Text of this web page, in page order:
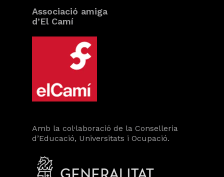
Associació amiga
d’El Camí
Amb la col·laboració de la Conselleria
d’Educació, Universitats i Ocupació.